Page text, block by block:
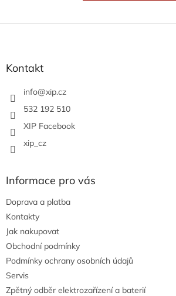
Z
Kontakt
info@xip.cz
532 192 510
XIP Facebook
xip_cz
Informace pro vás
Doprava a platba
Kontakty
Jak nakupovat
Obchodní podmínky
Podmínky ochrany osobních údajů
Servis
Zpětný odběr elektrozařízení a baterií